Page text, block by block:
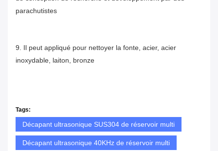
parachutistes
9. Il peut appliqué pour nettoyer la fonte, acier, acier
inoxydable, laiton, bronze
Tags:
Décapant ultrasonique SUS304 de réservoir multi
Décapant ultrasonique 40KHz de réservoir multi